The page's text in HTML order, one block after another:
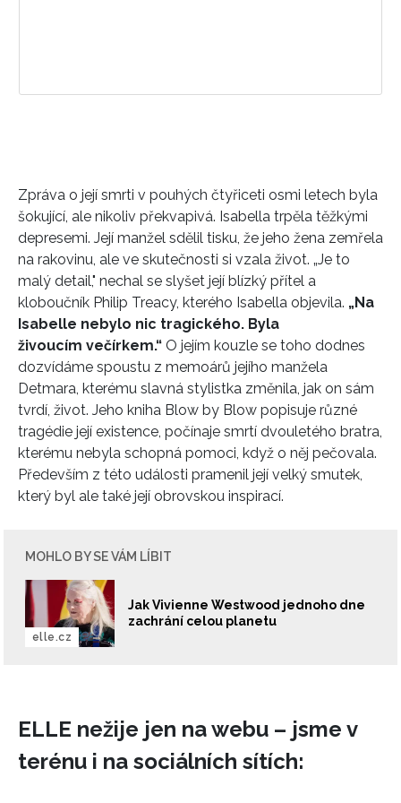
Zpráva o její smrti v pouhých čtyřiceti osmi letech byla
šokující, ale nikoliv překvapivá. Isabella trpěla těžkými
depresemi. Její manžel sdělil tisku, že jeho žena zemřela
na rakovinu, ale ve skutečnosti si vzala život. „Je to
malý detail," nechal se slyšet její blízký přítel a
kloboučník Philip Treacy, kterého Isabella objevila. „Na
Isabelle nebylo nic tragického. Byla
živoucím večírkem.“ O jejím kouzle se toho dodnes
dozvídáme spoustu z memoárů jejího manžela
Detmara, kterému slavná stylistka změnila, jak on sám
tvrdí, život. Jeho kniha Blow by Blow popisuje různé
tragédie její existence, počínaje smrtí dvouletého bratra,
kterému nebyla schopná pomoci, když o něj pečovala.
Především z této události pramenil její velký smutek,
který byl ale také její obrovskou inspirací.
MOHLO BY SE VÁM LÍBIT
Jak Vivienne Westwood jednoho dne
zachrání celou planetu
elle.cz
ELLE nežije jen na webu – jsme v
terénu i na sociálních sítích: